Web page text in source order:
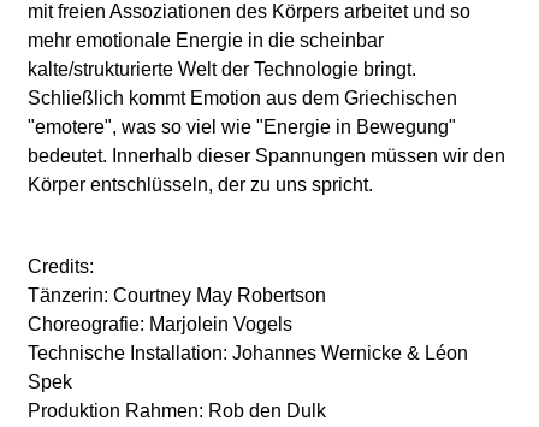
mit freien Assoziationen des Körpers arbeitet und so
mehr emotionale Energie in die scheinbar
kalte/strukturierte Welt der Technologie bringt.
Schließlich kommt Emotion aus dem Griechischen
"emotere", was so viel wie "Energie in Bewegung"
bedeutet. Innerhalb dieser Spannungen müssen wir den
Körper entschlüsseln, der zu uns spricht.
Credits:
Tänzerin: Courtney May Robertson
Choreografie: Marjolein Vogels
Technische Installation: Johannes Wernicke & Léon
Spek
Produktion Rahmen: Rob den Dulk